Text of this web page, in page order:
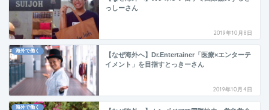
っしーさん
2019年10月8日
海外で働く
【なぜ海外へ】Dr.Entertainer「医療×エンターテ
イメント」を目指すとっきーさん
2019年10月4日
海外で働く